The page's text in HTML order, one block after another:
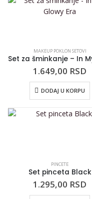
MAKEUP POKLON SETOVI
1.649,00 RSD
DODAJ U KORPU
PINCETE
Set pinceta Black
1.295,00 RSD